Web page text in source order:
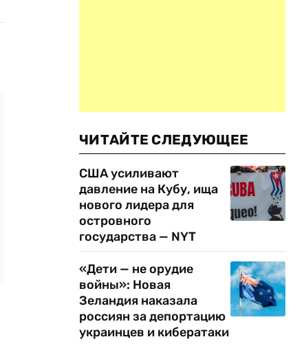
ЧИТАЙТЕ СЛЕДУЮЩЕЕ
США усиливают
давление на Кубу, ища
нового лидера для
островного
государства — NYT
«Дети — не орудие
войны»: Новая
Зеландия наказала
россиян за депортацию
украинцев и кибератаки